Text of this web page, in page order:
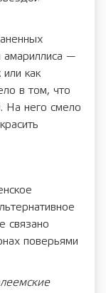
амариллиса —
или как
в том, что
На него смело
связано
поверьями